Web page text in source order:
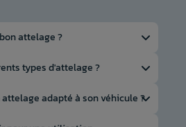
attelage ?
d’utilisation (traction ou
adaptateurs permettent de
types d'attelage ?
d'attelage :
adapté à son véhicule ?